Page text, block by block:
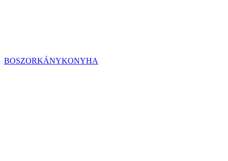
BOSZORKÁNYKONYHA